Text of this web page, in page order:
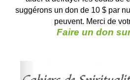
suggérons un don de 10 $ par
peuvent. Merci de
Faire un don